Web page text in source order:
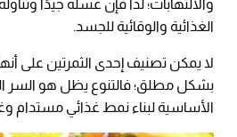
والالتهابات؛ لذا فإن غسله جيدًا
الغذائية والوقائية للجسد.
لا يمكن تصنيف إحدى الثمرتين على
بشكل مطلق؛ فالتنوع يظل هو السر
الأساسية لبناء نمط غذائي مستدام